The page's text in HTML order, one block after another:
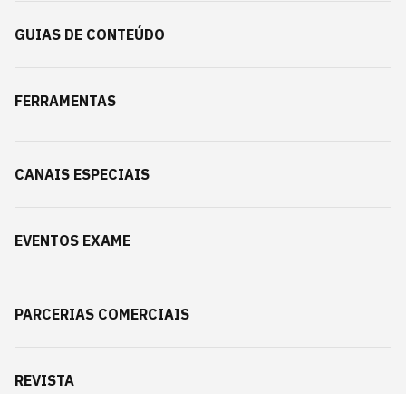
GUIAS DE CONTEÚDO
FERRAMENTAS
CANAIS ESPECIAIS
EVENTOS EXAME
PARCERIAS COMERCIAIS
REVISTA